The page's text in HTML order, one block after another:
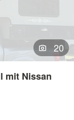
20
mit Nissan